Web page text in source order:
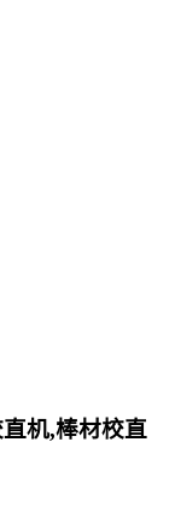
机,棒材校直